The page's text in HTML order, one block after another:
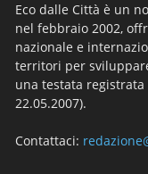
Eco dalle Città è un
nel febbraio 2002,
nazionale e
territori per
una testata
22.05.2007).
Contattaci: